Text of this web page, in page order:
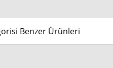
Benzer Ürünleri